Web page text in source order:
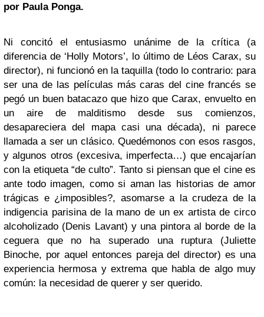
por Paula Ponga.
Ni concitó el entusiasmo unánime de la crítica (a
diferencia de ‘Holly Motors’, lo último de Léos Carax, su
director), ni funcionó en la taquilla (todo lo contrario: para
ser una de las películas más caras del cine francés se
pegó un buen batacazo que hizo que Carax, envuelto en
un aire de malditismo desde sus comienzos,
desapareciera del mapa casi una década), ni parece
llamada a ser un clásico. Quedémonos con esos rasgos,
y algunos otros (excesiva, imperfecta…) que encajarían
con la etiqueta “de culto”. Tanto si piensan que el cine es
ante todo imagen, como si aman las historias de amor
trágicas e ¿imposibles?, asomarse a la crudeza de la
indigencia parisina de la mano de un ex artista de circo
alcoholizado (Denis Lavant) y una pintora al borde de la
ceguera que no ha superado una ruptura (Juliette
Binoche, por aquel entonces pareja del director) es una
experiencia hermosa y extrema que habla de algo muy
común: la necesidad de querer y ser querido.